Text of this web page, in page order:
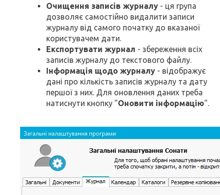
Очищення записів журналу - ця група
дозволяє самостійно видалити записи
журналу від самого початку до вказаної
користувачем дати.
Експортувати журнал - збереження всіх
записів журналу до текстового файлу.
Інформація щодо журналу - відображує
дані про кількість записів журналу та дату
першої з них. Для оновлення даних треба
натиснути кнопку "Оновити інформацію".